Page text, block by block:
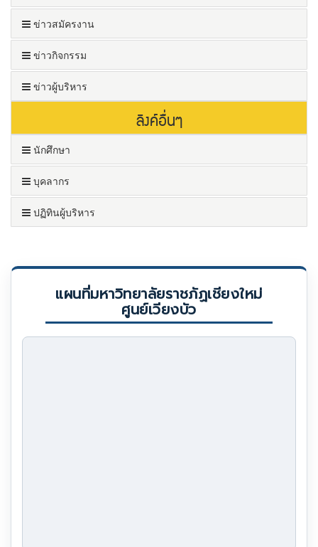
ข่าวสมัครงาน
ข่าวกิจกรรม
ข่าวผู้บริหาร
ลิงค์อื่นๆ
นักศึกษา
บุคลากร
ปฏิทินผู้บริหาร
แผนที่มหาวิทยาลัยราชภัฏเชียงใหม่
ศูนย์เวียงบัว